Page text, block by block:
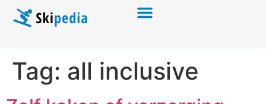
Tag: all inclusive